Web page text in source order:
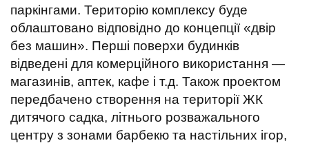
паркінгами. Територію комплексу буде
облаштовано відповідно до концепції «двір
без машин». Перші поверхи будинків
відведені для комерційного використання —
магазинів, аптек, кафе і т.д. Також проектом
передбачено створення на території ЖК
дитячого садка, літнього розважального
центру з зонами барбекю та настільних ігор,